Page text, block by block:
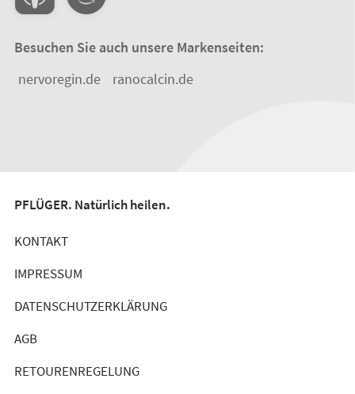
Besuchen Sie auch unsere Markenseiten:
nervoregin.de
ranocalcin.de
PFLÜGER. Natürlich heilen.
KONTAKT
IMPRESSUM
DATENSCHUTZERKLÄRUNG
AGB
RETOURENREGELUNG